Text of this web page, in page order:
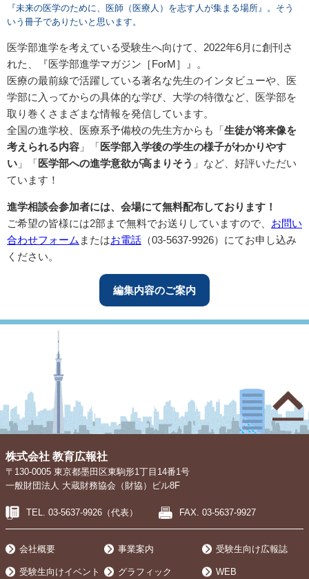
『未来の医学のために、医師（医療人）を志す人が集まる場所』。そう
いう冊子でありたいと思います。
医学部進学を考えている受験生へ向けて、2022年6月に創刊さ
れた、『医学部進学マガジン［ForM］』。
医療の最前線で活躍している著名な先生のインタビューや、医
学部に入ってからの具体的な学び、大学の特徴など、医学部を
取り巻くさまざまな情報を発信しています。
全国の進学校、医療系予備校の先生方からも「生徒が将来像を
考えられる内容 」「医学部入学後の学生の様子がわかりやす
い 」「医学部への進学意欲が高まりそう 」など、好評いただい
ています！
進学相談会参加者には、会場にて無料配布しております！
ご希望の皆様には2部まで無料でお送りしていますので、 お問い
合わせフォーム またはお電話 （03-5637-9926）にてお申し込み
ください。
編集内容のご案内
株式会社 教育広報社
〒130-0005 東京都墨田区東駒形1丁目14番1号
一般財団法人 大蔵財務協会（財協）ビル8F
TEL. 03-5637-9926 （代表） FAX. 03-5637-9927
会社概要 事業案内 受験生向け広報誌
受験生向けイベント グラフィック WEB